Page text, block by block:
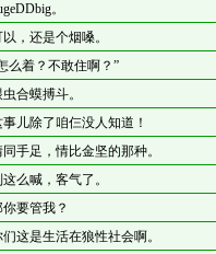
。
以，还是个烟嗓。
么着？不敢住啊？”
合蟆搏斗。
事儿除了咱仨没人知道！
同手足，情比金坚的那种。
这么喊，客气了。
你要管我？
们这是生活在狼性社会啊。